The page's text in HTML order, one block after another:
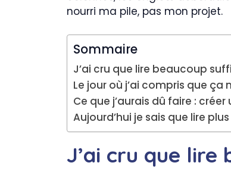
nourri ma pile, pas mon projet.
Sommaire
J’ai cru que lire beaucoup
Le jour où j’ai compris que
Ce que j’aurais dû faire :
Aujourd’hui je sais que lire
J’ai cru que lire